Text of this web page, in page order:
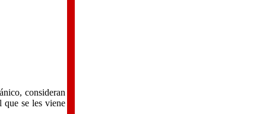
consideran
que se les viene